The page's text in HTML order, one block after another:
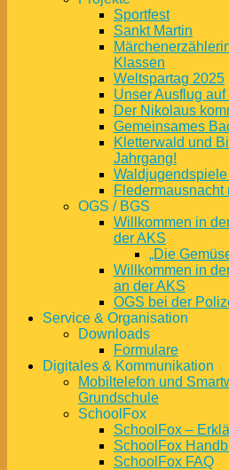
Sportfest
Sankt Martin
Klassen
Weltspartag 2025
Unser Ausflug
Der Nikolaus
Gemeinsames
Kletterwald und
Jahrgang!
Fledermausnacht
OGS / BGS
Willkommen in
der AKS
„Die
Willkommen in
an der AKS
OGS bei der
Service & Organisation
Downloads
Formulare
Digitales & Kommunikation
Mobiltelefon und
Grundschule
SchoolFox
SchoolFox –
SchoolFox
SchoolFox FAQ